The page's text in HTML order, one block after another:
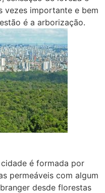
vezes importante e bem
é a arborização.
é formada por
permeáveis com algum
desde florestas